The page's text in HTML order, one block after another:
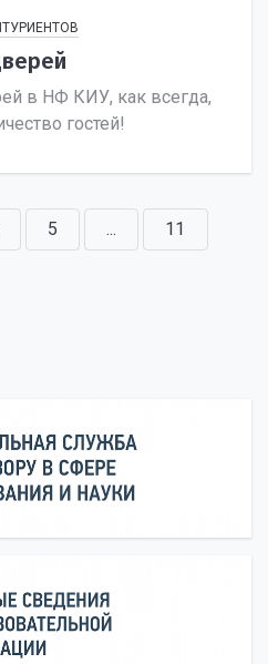
в НФ КИУ, как всегда,
гостей!
5 ...
11